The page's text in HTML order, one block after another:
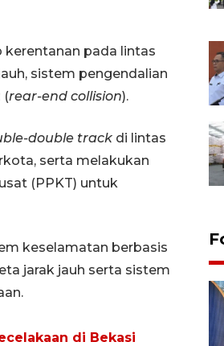
kerentanan pada lintas
sistem pengendalian
(rear-end collision).
double track di lintas
serta melakukan
(PPKT) untuk
keselamatan berbasis
jarak jauh serta sistem
di Bekasi